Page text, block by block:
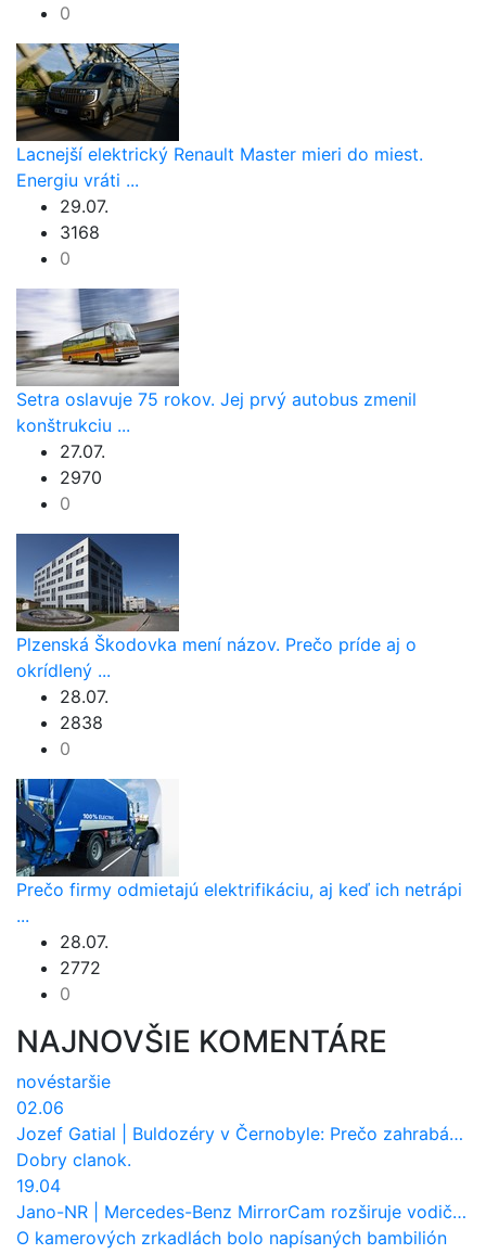
0
Lacnejší elektrický Renault Master mieri do miest.
Energiu vráti ...
29.07.
3168
0
Setra oslavuje 75 rokov. Jej prvý autobus zmenil
konštrukciu ...
27.07.
2970
0
Plzenská Škodovka mení názov. Prečo príde aj o
okrídlený ...
28.07.
2838
0
Prečo firmy odmietajú elektrifikáciu, aj keď ich netrápi
...
28.07.
2772
0
NAJNOVŠIE KOMENTÁRE
novéstaršie
02.06
Jozef Gatial
Buldozéry v Černobyle: Prečo zahrabávali Červený les pod zem?
Dobry clanok.
19.04
Jano-NR
Mercedes-Benz MirrorCam rozširuje vodičovi výhľad a uberá autobusom odpor vzduchu
O kamerových zrkadlách bolo napísaných bambilión